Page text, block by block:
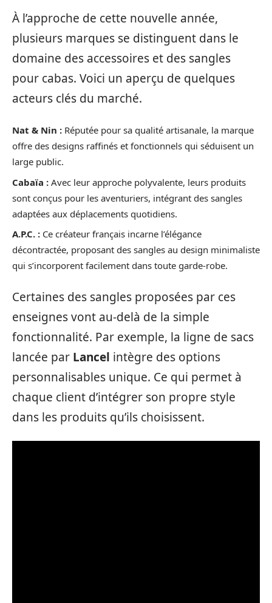
À l’approche de cette nouvelle année,
plusieurs marques se distinguent dans le
domaine des accessoires et des sangles
pour cabas. Voici un aperçu de quelques
acteurs clés du marché.
Nat & Nin : Réputée pour sa qualité artisanale, la marque
offre des designs raffinés et fonctionnels qui séduisent un
large public.
Cabaïa : Avec leur approche polyvalente, leurs produits
sont conçus pour les aventuriers, intégrant des sangles
adaptées aux déplacements quotidiens.
A.P.C. : Ce créateur français incarne l’élégance
décontractée, proposant des sangles au design minimaliste
qui s’incorporent facilement dans toute garde-robe.
Certaines des sangles proposées par ces
enseignes vont au-delà de la simple
fonctionnalité. Par exemple, la ligne de sacs
lancée par Lancel intègre des options
personnalisables unique. Ce qui permet à
chaque client d’intégrer son propre style
dans les produits qu’ils choisissent.